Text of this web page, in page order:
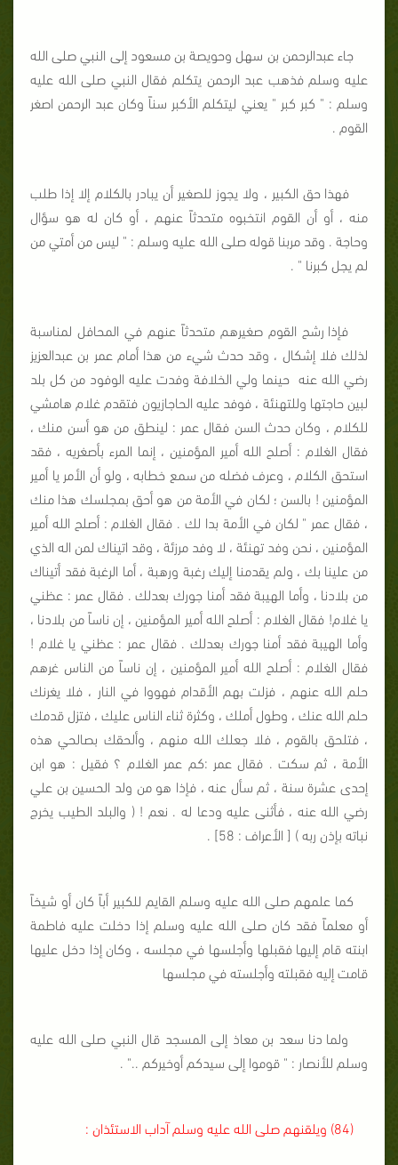
جاء عبدالرحمن بن سهل وحويصة بن مسعود إلى النبي صلى الله
عليه وسلم فذهب عبد الرحمن يتكلم فقال النبي صلى الله عليه
وسلم : " كبر كبر " يعني ليتكلم الأكبر سناً وكان عبد الرحمن اصغر
القوم .
فهذا حق الكبير ، ولا يجوز للصغير أن يبادر بالكلام إلا إذا طلب
منه ، أو أن القوم انتخبوه متحدثاً عنهم ، أو كان له هو سؤال
وحاجة . وقد مربنا قوله صلى الله عليه وسلم : " ليس من أمتي من
لم يجل كبرنا " .
فإذا رشح القوم صغيرهم متحدثاً عنهم في المحافل لمناسبة
لذلك فلا إشكال ، وقد حدث شيء من هذا أمام عمر بن عبدالعزيز
رضي الله عنه حينما ولي الخلافة وفدت عليه الوفود من كل بلد
لبين حاجتها وللتهنئة ، فوفد عليه الحاجازيون فتقدم غلام هامشي
للكلام ، وكان حدث السن فقال عمر : لينطق من هو أسن منك ،
فقال الغلام : أصلح الله أمير المؤمنين ، إنما المرء بأصغريه ، فقد
استحق الكلام ، وعرف فضله من سمع خطابه ، ولو أن الأمر يا أمير
المؤمنين ! بالسن ؛ لكان في الأمة من هو أحق بمجلسك هذا منك
، فقال عمر " لكان في الأمة بدا لك . فقال الغلام : أصلح الله أمير
المؤمنين ، نحن وفد تهنئة ، لا وفد مرزئة ، وقد اتيناك لمن اله الذي
من علينا بك ، ولم يقدمنا إليك رغبة ورهبة ، أما الرغبة فقد أتيناك
من بلادنا ، وأما الهيبة فقد أمنا جورك بعدلك . فقال عمر : عظني
يا غلام! فقال الغلام : أصلح الله أمير المؤمنين ، إن ناساً من بلادنا ،
وأما الهيبة فقد أمنا جورك بعدلك . فقال عمر : عظني يا غلام !
فقال الغلام : أصلح الله أمير المؤمنين ، إن ناساً من الناس غرهم
حلم الله عنهم ، فزلت بهم الأقدام فهووا في النار ، فلا يغرنك
حلم الله عنك ، وطول أملك ، وكثرة ثناء الناس عليك ، فتزل قدمك
، فتلحق بالقوم ، فلا جعلك الله منهم ، وألحقك بصالحي هذه
الأمة ، ثم سكت . فقال عمر :كم عمر الغلام ؟ فقيل : هو ابن
إحدى عشرة سنة ، ثم سأل عنه ، فإذا هو من ولد الحسين بن علي
رضي الله عنه ، فأثنى عليه ودعا له . نعم ! ( والبلد الطيب يخرج
نباته بإذن ربه ) [ الأعراف : 58] .
كما علمهم صلى الله عليه وسلم القايم للكبير أباً كان أو شيخاً
أو معلماً فقد كان صلى الله عليه وسلم إذا دخلت عليه فاطمة
ابنته قام إليها فقبلها وأجلسها في مجلسه ، وكان إذا دخل عليها
قامت إليه فقبلته وأجلسته في مجلسها
ولما دنا سعد بن معاذ إلى المسجد قال النبي صلى الله عليه
وسلم للأنصار : " قوموا إلى سيدكم أوخيركم .." .
(84) ويلقنهم صلى الله عليه وسلم آداب الاستئذان :